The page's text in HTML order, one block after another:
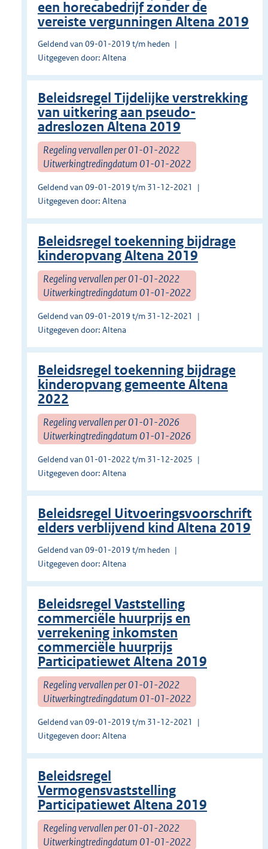
een horecabedrijf zonder de
vereiste vergunningen Altena 2019
Geldend van 09-01-2019 t/m heden
Uitgegeven door: Altena
Beleidsregel Tijdelijke verstrekking
van uitkering aan pseudo-
adreslozen Altena 2019
Regeling vervallen per 01-01-2022
Uitwerkingtredingdatum 01-01-2022
Geldend van 09-01-2019 t/m 31-12-2021
Uitgegeven door: Altena
Beleidsregel toekenning bijdrage
kinderopvang Altena 2019
Regeling vervallen per 01-01-2022
Uitwerkingtredingdatum 01-01-2022
Geldend van 09-01-2019 t/m 31-12-2021
Uitgegeven door: Altena
Beleidsregel toekenning bijdrage
kinderopvang gemeente Altena
2022
Regeling vervallen per 01-01-2026
Uitwerkingtredingdatum 01-01-2026
Geldend van 01-01-2022 t/m 31-12-2025
Uitgegeven door: Altena
Beleidsregel Uitvoeringsvoorschrift
elders verblijvend kind Altena 2019
Geldend van 09-01-2019 t/m heden
Uitgegeven door: Altena
Beleidsregel Vaststelling
commerciële huurprijs en
verrekening inkomsten
commerciële huurprijs
Participatiewet Altena 2019
Regeling vervallen per 01-01-2022
Uitwerkingtredingdatum 01-01-2022
Geldend van 09-01-2019 t/m 31-12-2021
Uitgegeven door: Altena
Beleidsregel
Vermogensvaststelling
Participatiewet Altena 2019
Regeling vervallen per 01-01-2022
Uitwerkingtredingdatum 01-01-2022